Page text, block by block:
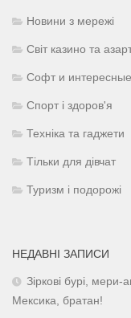
Новини з мережі
Світ казино та
Софт и
Спорт і здоров'я
Техніка та гаджети
Тільки для дівчат
Туризм і подорожі
НЕДАВНІ ЗАПИСИ
Зіркові бурі, мери-
Мексика, братан!